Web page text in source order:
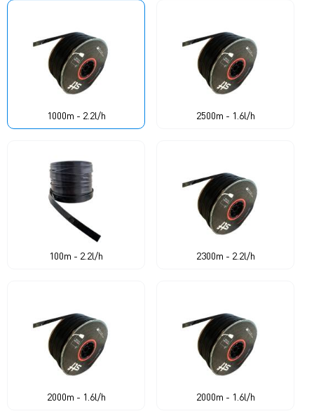
1000m - 2.2l/h 2500m - 1.6l/h
100m - 2.2l/h 2300m - 2.2l/h
2000m - 1.6l/h 2000m - 1.6l/h